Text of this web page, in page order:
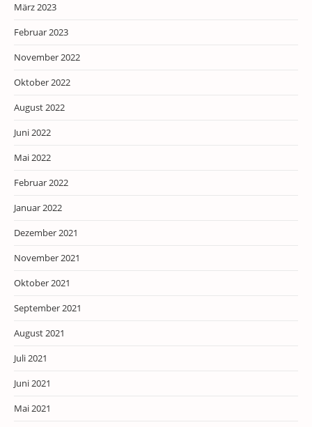
März 2023
Februar 2023
November 2022
Oktober 2022
August 2022
Juni 2022
Mai 2022
Februar 2022
Januar 2022
Dezember 2021
November 2021
Oktober 2021
September 2021
August 2021
Juli 2021
Juni 2021
Mai 2021